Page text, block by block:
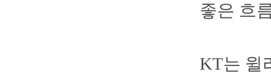
좋은 흐
KT는 윌